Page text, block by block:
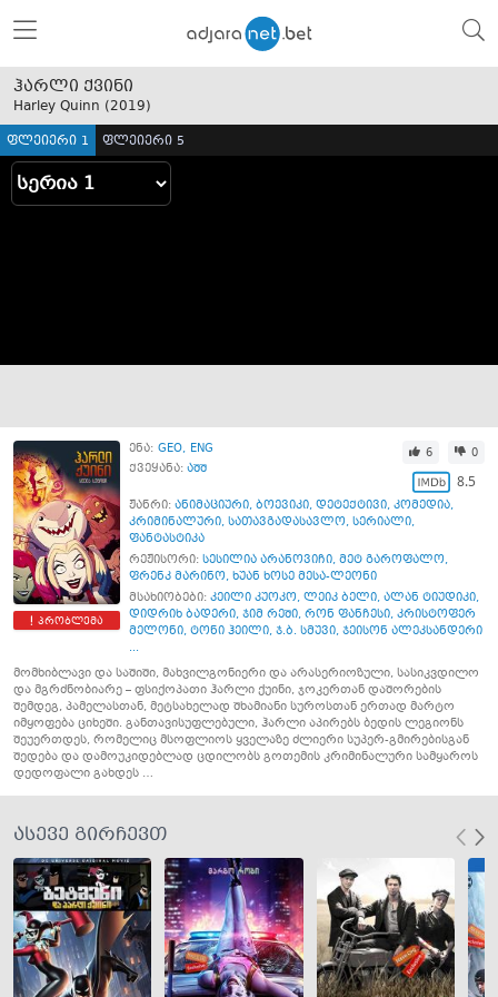
ჰარლი ქვინი
Harley Quinn (2019)
ფლეიერი 1 ფლეიერი 5
პრობლემა
ენა: GEO ENG
ქვეყანა: აშშ
6 0
8.5
ჟანრი: ანიმაციური, ბოევიკი, დეტექტივი, კომედია,
კრიმინალური, სათავგადასავლო, სერიალი,
ფანტასტიკა
რეჟისორი: სესილია არანოვიჩი, მეტ გაროფალო,
ფრენკ მარინო, ხუან ხოსე მესა-ლეონი
მსახიობები: კეილი კუოკო, ლეიკ ბელი, ალან ტიუდიკი,
დიდრიხ ბადერი, ჯიმ რეში, რონ ფანჩესი, კრისტოფერ
მელონი, ტონი ჰეილი, ჯ.ბ. სმუვი, ჯეისონ ალეკსანდერი
...
მომხიბლავი და საშიში, მახვილგონიერი და არასერიოზული, სასიკვდილო
და მგრძნობიარე – ფსიქოპათი ჰარლი ქუინი, ჯოკერთან დაშორების
შემდეგ, პამელასთან, მეტსახელად შხამიანი სუროსთან ერთად მარტო
იმყოფება ციხეში. განთავისუფლებული, ჰარლი აპირებს ბედის ლეგიონს
შეუერთდეს, რომელიც მსოფლიოს ყველაზე ძლიერი სუპერ-გმირებისგან
შედება და დამოუკიდებლად ცდილობს გოთემის კრიმინალური სამყაროს
დედოფალი გახდეს …
ასევე გირჩევთ